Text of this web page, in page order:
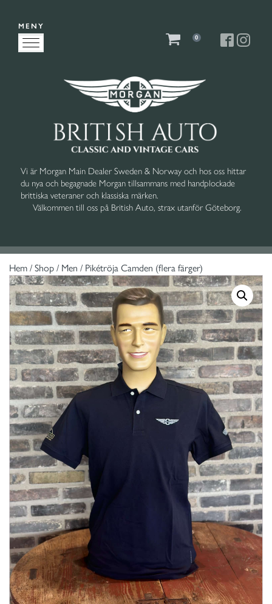
Vi är Morgan Main Dealer Sweden & Norway och hos oss hittar
du nya och begagnade Morgan tillsammans med handplockade
brittiska veteraner och klassiska märken.
Välkommen till oss på British Auto, strax utanför Göteborg.
0
MENY
Hem/Shop/ Men / Pikétröja Camden (flera färger)